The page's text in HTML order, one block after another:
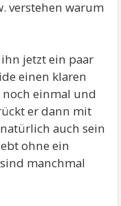
verstehen warum
jetzt ein paar
einen klaren
einmal und
er dann mit
auch sein
ohne ein
manchmal